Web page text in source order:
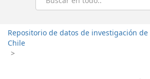
Repositorio de datos de investigación
Chile
>